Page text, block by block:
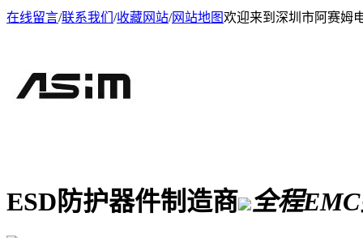
在线留言/联系我们 /收藏网站/网站地图欢迎来到深圳市阿赛姆
ESD防护器件制造商 全程